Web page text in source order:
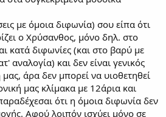
με όμοια διφωνία) σου είπα ότι
ο Χρύσανθος, μόνο δηλ. στο
κατά διφωνίες (και στο βαρύ με
αναλογία) και δεν είναι γενικός
άρα δεν μπορεί να υιοθετηθεί
μας κλίμακα με 12άρια και
ότι η όμοια διφωνία δεν
Αφού λοιπόν ισχύει μόνο σε